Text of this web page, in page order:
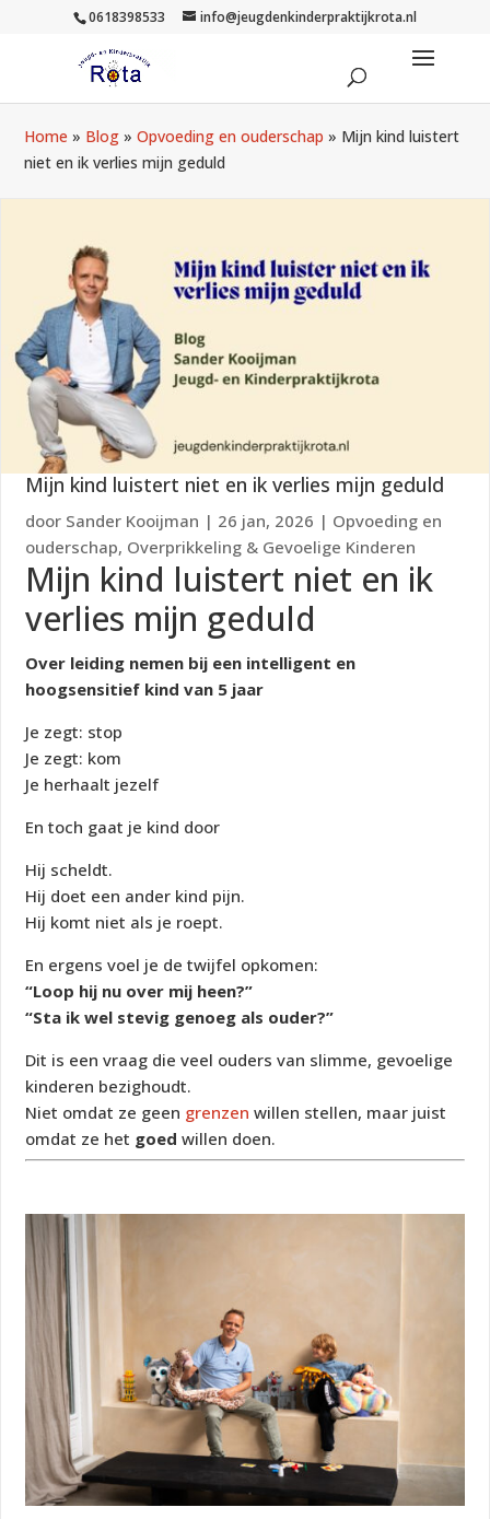
0618398533 info@jeugdenkinderpraktijkrota.nl
Home » Blog »Opvoeding en ouderschap » Mijn kind luistert
niet en ik verlies mijn geduld
Mijn kind luistert niet en ik verlies mijn geduld
door Sander Kooijman | 26 jan, 2026 | Opvoeding en
ouderschap, Overprikkeling & Gevoelige Kinderen
Mijn kind luistert niet en ik
verlies mijn geduld
Over leiding nemen bij een intelligent en
hoogsensitief kind van 5 jaar
Je zegt: stop
Je zegt: kom
Je herhaalt jezelf
En toch gaat je kind door
Hij scheldt.
Hij doet een ander kind pijn.
Hij komt niet als je roept.
En ergens voel je de twijfel opkomen:
“Loop hij nu over mij heen?”
“Sta ik wel stevig genoeg als ouder?”
Dit is een vraag die veel ouders van slimme, gevoelige
kinderen bezighoudt.
Niet omdat ze geen grenzen willen stellen, maar juist
omdat ze het goed willen doen.